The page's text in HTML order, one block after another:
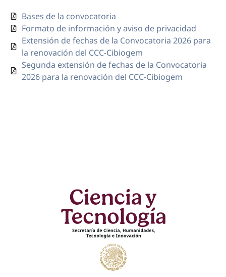
Bases de la convocatoria
Formato de información y aviso de privacidad
Extensión de fechas de la Convocatoria 2026 para
la renovación del CCC-Cibiogem
Segunda extensión de fechas de la Convocatoria
2026 para la renovación del CCC-Cibiogem